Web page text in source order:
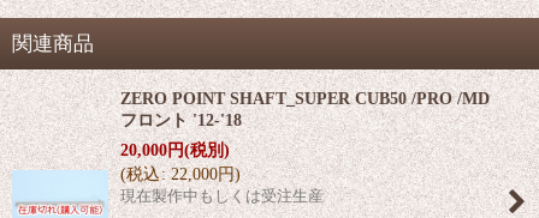
関連商品
ZERO POINT SHAFT_SUPER CUB50 /PRO /MD
フロント '12-'18
20,000円(税別)
(税込: 22,000円)
現在製作中もしくは受注生産